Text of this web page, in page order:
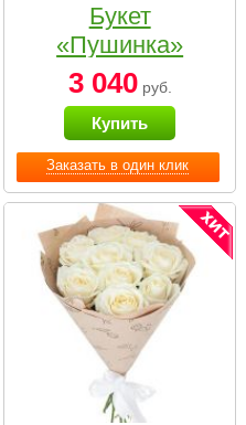
Заказать в один клик
Букет
«Пушинка»
3 040руб.
Купить